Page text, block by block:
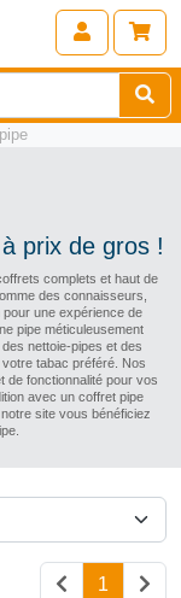
prix de gros !
complets et haut de
des connaisseurs,
une expérience de
pipe méticuleusement
nettoie-pipes et des
tabac préféré. Nos
de fonctionnalité pour vos
avec un coffret pipe
site vous bénéficiez
1